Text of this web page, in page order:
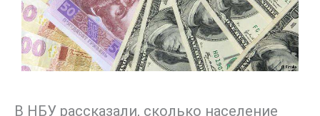
В НБУ рассказали, сколько население